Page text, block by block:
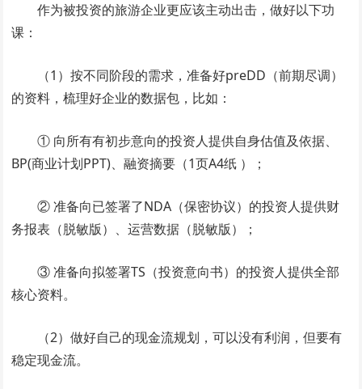
作为被投资的旅游企业更应该主动出击，做好以下功
课：
（1）按不同阶段的需求，准备好preDD（前期尽调）
的资料，梳理好企业的数据包，比如：
① 向所有有初步意向的投资人提供自身估值及依据、
BP(商业计划PPT)、融资摘要（1页A4纸 ）；
② 准备向已签署了NDA（保密协议）的投资人提供财
务报表（脱敏版）、运营数据（脱敏版）；
③ 准备向拟签署TS（投资意向书）的投资人提供全部
核心资料。
（2）做好自己的现金流规划，可以没有利润，但要有
稳定现金流。